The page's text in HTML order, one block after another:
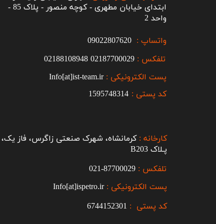
تلفکس : 02187700029
02188108948
پست الکترونیکی :Info[at]ist-team.ir
واتساپ :
ابتدای خیابان مطهری - کوچه منصور - پلاک 85 -
واحد 2
کارخانه : کرمانشاه، شهرک صنعتی زاگرس، فاز یک،
پـلاک B203​​​​​​​
کد پستی : 1595748314
پست الکترونیکی :Info[at]ispetro.ir
تلفکس : 87700029-021​​​​​​​
کد پستی : 6744152301